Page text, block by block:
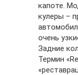
капоте.
кулеры –
очень
Задние
Термин